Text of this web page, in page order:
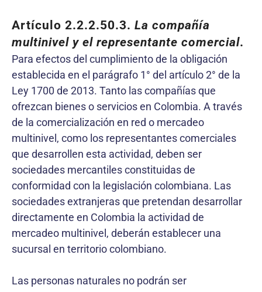
Artículo 2.2.2.50.3. La compañía
multinivel y el representante comercial.
Para efectos del cumplimiento de la obligación
establecida en el parágrafo 1° del artículo 2° de la
Ley 1700 de 2013. Tanto las compañías que
ofrezcan bienes o servicios en Colombia. A través
de la comercialización en red o mercadeo
multinivel, como los representantes comerciales
que desarrollen esta actividad, deben ser
sociedades mercantiles constituidas de
conformidad con la legislación colombiana. Las
sociedades extranjeras que pretendan desarrollar
directamente en Colombia la actividad de
mercadeo multinivel, deberán establecer una
sucursal en territorio colombiano.
Las personas naturales no podrán ser